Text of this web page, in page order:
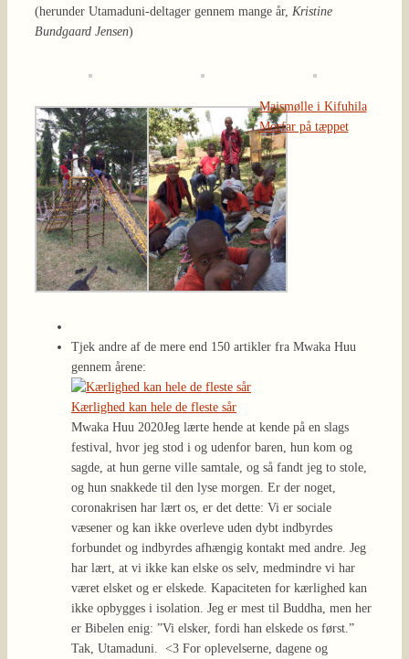
(herunder Utamaduni-deltager gennem mange år, Kristine
Bundgaard Jensen)
Majsmølle i Kifuhila
Morfar på tæppet
Tjek andre af de mere end 150 artikler fra Mwaka Huu
gennem årene:
Kærlighed kan hele de fleste sår
Mwaka Huu 2020Jeg lærte hende at kende på en slags
festival, hvor jeg stod i og udenfor baren, hun kom og
sagde, at hun gerne ville samtale, og så fandt jeg to stole,
og hun snakkede til den lyse morgen. Er der noget,
coronakrisen har lært os, er det dette: Vi er sociale
væsener og kan ikke overleve uden dybt indbyrdes
forbundet og indbyrdes afhængig kontakt med andre. Jeg
har lært, at vi ikke kan elske os selv, medmindre vi har
været elsket og er elskede. Kapaciteten for kærlighed kan
ikke opbygges i isolation. Jeg er mest til Buddha, men her
er Bibelen enig: ”Vi elsker, fordi han elskede os først.”
Tak, Utamaduni. <3 For oplevelserne, dagene og